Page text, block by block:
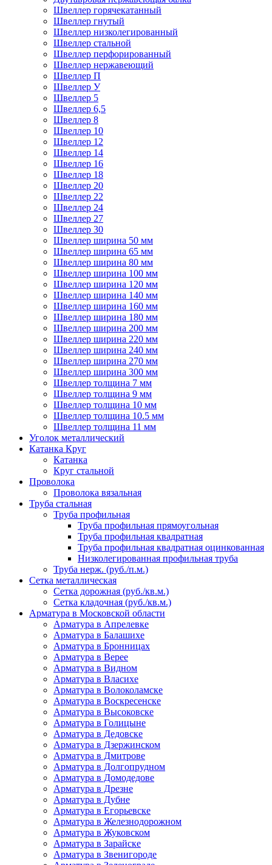
Швеллер горячекатанный
Швеллер гнутый
Швеллер низколегированный
Швеллер стальной
Швеллер перфорированный
Швеллер нержавеющий
Швеллер П
Швеллер У
Швеллер 5
Швеллер 6,5
Швеллер 8
Швеллер 10
Швеллер 12
Швеллер 14
Швеллер 16
Швеллер 18
Швеллер 20
Швеллер 22
Швеллер 24
Швеллер 27
Швеллер 30
Швеллер ширина 50 мм
Швеллер ширина 65 мм
Швеллер ширина 80 мм
Швеллер ширина 100 мм
Швеллер ширина 120 мм
Швеллер ширина 140 мм
Швеллер ширина 160 мм
Швеллер ширина 180 мм
Швеллер ширина 200 мм
Швеллер ширина 220 мм
Швеллер ширина 240 мм
Швеллер ширина 270 мм
Швеллер ширина 300 мм
Швеллер толщина 7 мм
Швеллер толщина 9 мм
Швеллер толщина 10 мм
Швеллер толщина 10.5 мм
Швеллер толщина 11 мм
Уголок металлический
Катанка Круг
Катанка
Круг стальной
Проволока
Проволока вязальная
Труба стальная
Труба профильная
Труба профильная прямоугольная
Труба профильная квадратная
Труба профильная квадратная оцинкованная
Низколегированная профильная труба
Труба нерж. (руб./п.м.)
Сетка металлическая
Сетка дорожная (руб./кв.м.)
Сетка кладочная (руб./кв.м.)
Арматура в Московской области
Арматура в Апрелевке
Арматура в Балашихе
Арматура в Бронницах
Арматура в Верее
Арматура в Видном
Арматура в Власихе
Арматура в Волоколамске
Арматура в Воскресенске
Арматура в Высоковске
Арматура в Голицыне
Арматура в Дедовске
Арматура в Дзержинском
Арматура в Дмитрове
Арматура в Долгопрудном
Арматура в Домодедове
Арматура в Дрезне
Арматура в Дубне
Арматура в Егорьевске
Арматура в Железнодорожном
Арматура в Жуковском
Арматура в Зарайске
Арматура в Звенигороде